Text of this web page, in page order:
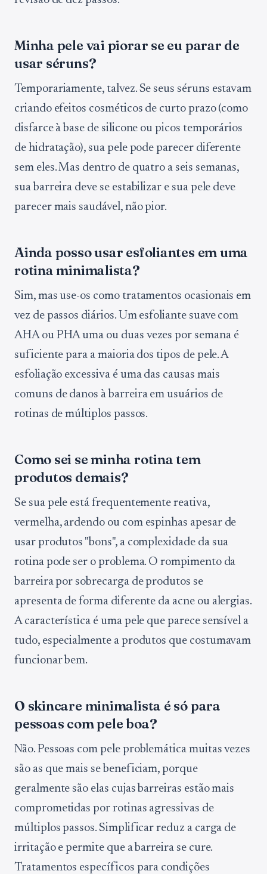
Minha pele vai piorar se eu parar de
usar séruns?
Temporariamente, talvez. Se seus séruns estavam
criando efeitos cosméticos de curto prazo (como
disfarce à base de silicone ou picos temporários
de hidratação), sua pele pode parecer diferente
sem eles. Mas dentro de quatro a seis semanas,
sua barreira deve se estabilizar e sua pele deve
parecer mais saudável, não pior.
Ainda posso usar esfoliantes em uma
rotina minimalista?
Sim, mas use-os como tratamentos ocasionais em
vez de passos diários. Um esfoliante suave com
AHA ou PHA uma ou duas vezes por semana é
suficiente para a maioria dos tipos de pele. A
esfoliação excessiva é uma das causas mais
comuns de danos à barreira em usuários de
rotinas de múltiplos passos.
Como sei se minha rotina tem
produtos demais?
Se sua pele está frequentemente reativa,
vermelha, ardendo ou com espinhas apesar de
usar produtos "bons", a complexidade da sua
rotina pode ser o problema. O rompimento da
barreira por sobrecarga de produtos se
apresenta de forma diferente da acne ou alergias.
A característica é uma pele que parece sensível a
tudo, especialmente a produtos que costumavam
funcionar bem.
O skincare minimalista é só para
pessoas com pele boa?
Não. Pessoas com pele problemática muitas vezes
são as que mais se beneficiam, porque
geralmente são elas cujas barreiras estão mais
comprometidas por rotinas agressivas de
múltiplos passos. Simplificar reduz a carga de
irritação e permite que a barreira se cure.
Tratamentos específicos para condições